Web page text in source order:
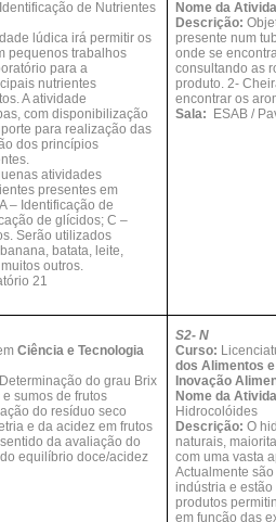
Identificação de Nutrientes
lúdica irá permitir os
pequenos trabalhos
para a
nutrientes
A atividade
com disponibilização
para realização das
dos princípios
atividades
presentes em
– Identificação de
de glícidos; C –
Serão utilizados
batata, leite,
outros.
21
Nome da
Descrição:
presente num
onde se
consultando as
produto. 2-
encontrar os
Sala:
ESAB /
Ciência e Tecnologia
Determinação do grau Brix
sumos de frutos
do resíduo seco
e da acidez em frutos
da avaliação do
equilíbrio doce/acidez
S2- N
Curso:
dos Alimentos
Inovação
Nome da
Hidrocolóides
Descrição: O
naturais,
com uma vasta
Actualmente
indústria e
produtos
em função das